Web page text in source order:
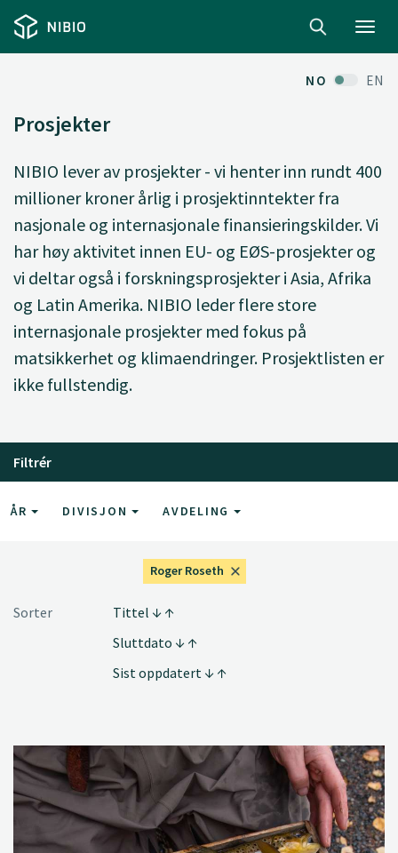
NO EN
Prosjekter
NIBIO lever av prosjekter - vi henter inn rundt 400
millioner kroner årlig i prosjektinntekter fra
nasjonale og internasjonale finansieringskilder. Vi
har høy aktivitet innen EU- og EØS-prosjekter og
vi deltar også i forskningsprosjekter i Asia, Afrika
og Latin Amerika. NIBIO leder flere store
internasjonale prosjekter med fokus på
matsikkerhet og klimaendringer. Prosjektlisten er
ikke fullstendig.
Filtrér
ÅR DIVISJON AVDELING
Roger Roseth
Sorter
Tittel
Sluttdato
Sist oppdatert